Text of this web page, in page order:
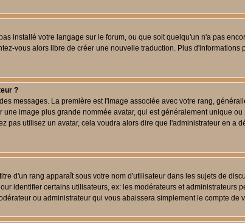
installé votre langage sur le forum, ou que soit quelqu'un n'a pas
vous alors libre de créer une nouvelle traduction. Plus
?
messages. La première est l'image associée avec votre rang,
image plus grande nommée avatar, qui est généralement unique
pas utilisez un avatar, cela voudra alors dire que l'administrateur en
d'un rang apparaît sous votre nom d'utilisateur dans les sujets de
identifier certains utilisateurs, ex: les modérateurs et
ou administrateur qui vous abaissera simplement le compte de